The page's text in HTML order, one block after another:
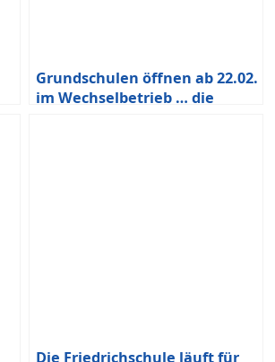
Grundschulen öffnen ab 22.02.
im Wechselbetrieb … die
Die Friedrichschule läuft für